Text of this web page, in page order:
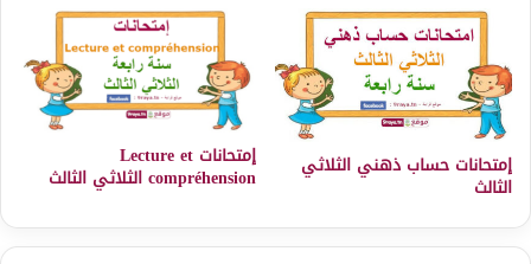
إمتحانات حساب ذهني الثلاثي
الثالث
إمتحانات Lecture et
compréhension الثلاثي الثالث